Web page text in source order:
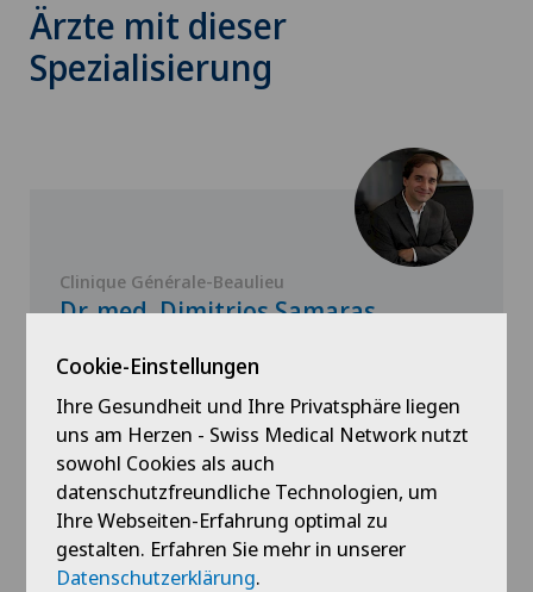
Ärzte mit dieser
Spezialisierung
Clinique Générale-Beaulieu
Dr. med. Dimitrios Samaras
Spezialisierung
Allgemeine Innere Medizin,
Ernährungsberatung,
Geriatrie (Altersmedizin)
Profil ansehen
Cookie-Einstellungen
Ihre Gesundheit und Ihre Privatsphäre liegen
uns am Herzen - Swiss Medical Network nutzt
sowohl Cookies als auch
datenschutzfreundliche Technologien, um
Ihre Webseiten-Erfahrung optimal zu
gestalten. Erfahren Sie mehr in unserer
Datenschutzerklärung.